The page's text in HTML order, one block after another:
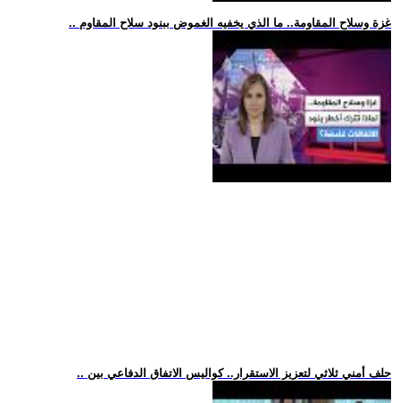
.. غزة وسلاح المقاومة.. ما الذي يخفيه الغموض ببنود سلاح المقاوم
.. حلف أمني ثلاثي لتعزيز الاستقرار.. كواليس الاتفاق الدفاعي بين